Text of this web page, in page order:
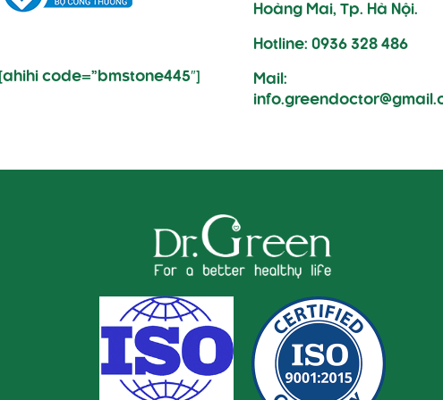
[ahihi code=”bmstone445″]
Hoàng Mai, Tp. Hà Nội.
Hotline: 0936 328 486
Mail: